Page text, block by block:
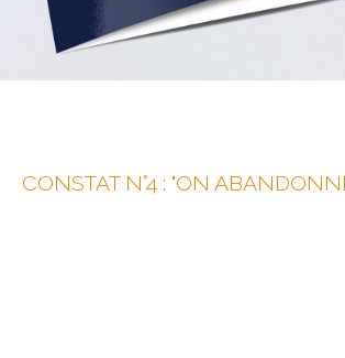
CONSTAT N°4 : "ON